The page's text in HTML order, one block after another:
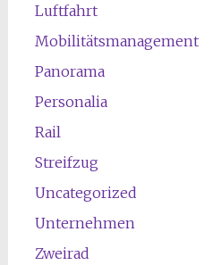
Luftfahrt
Mobilitätsmanagement
Panorama
Personalia
Rail
Streifzug
Uncategorized
Unternehmen
Zweirad